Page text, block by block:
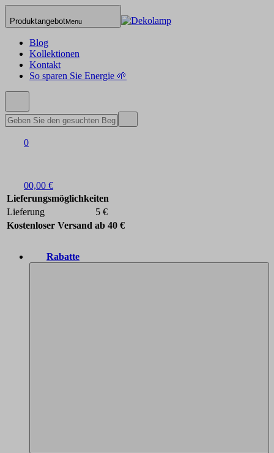
ProduktangebotMenu
Blog
Kollektionen
Kontakt
So sparen Sie Energie 🌱
0
00,00 €
Lieferungsmöglichkeiten
Lieferung
5 €
Kostenloser Versand ab 40 €
Rabatte